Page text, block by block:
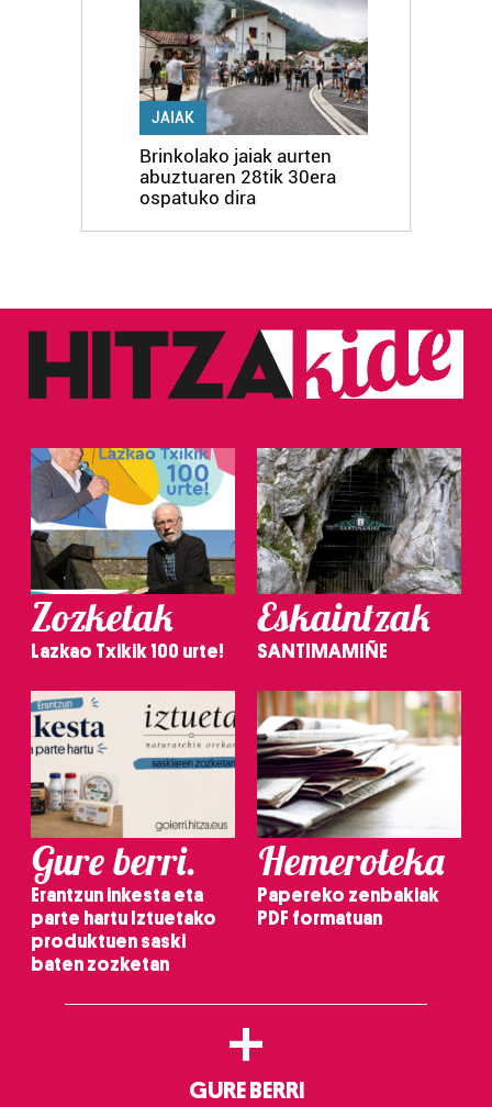
JAIAK
Brinkolako jaiak aurten
abuztuaren 28tik 30era
ospatuko dira
Zozketak
Lazkao Txikik 100 urte!
Eskaintzak
SANTIMAMIÑE
Gure berri.
Erantzun inkesta eta
parte hartu Iztuetako
produktuen saski
baten zozketan
Hemeroteka
Papereko zenbakiak
PDF formatuan
+
GURE BERRI